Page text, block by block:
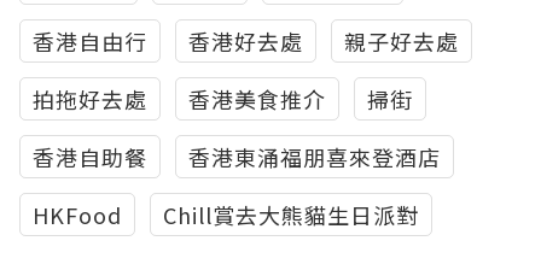
香港自由行
香港好去處
親子好去處
拍拖好去處
香港美食推介
掃街
香港自助餐
香港東涌福朋喜來登酒店
HKFood
Chill賞去大熊貓生日派對